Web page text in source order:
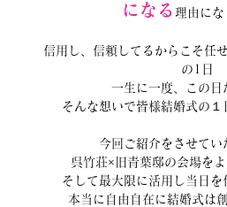
になる 理由にな
信用し、信頼してるからこそ任
の1日
一生に一度、この日
そんな想いで皆様結婚式の１
今回ご紹介をさせてい
呉竹荘×旧青葉邸の会場を
そして最大限に活用し当日を
本当に自由自在に結婚式は